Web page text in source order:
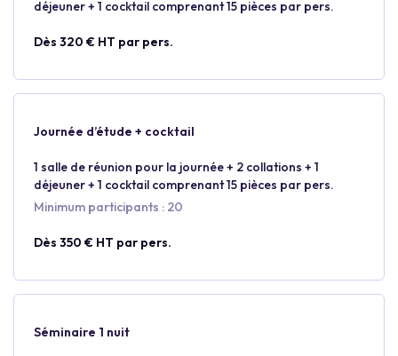
déjeuner + 1 cocktail comprenant 15 pièces par pers.
Dès 320 € HT par pers.
Journée d’étude + cocktail
1 salle de réunion pour la journée + 2 collations + 1
déjeuner + 1 cocktail comprenant 15 pièces par pers.
Minimum participants : 20
Dès 350 € HT par pers.
Séminaire 1 nuit